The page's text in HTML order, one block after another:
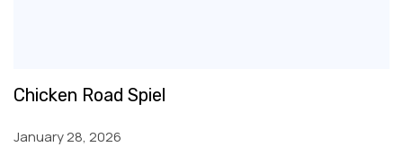
Chicken Road Spiel
January 28, 2026